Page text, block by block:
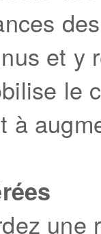
et y
le
à
une